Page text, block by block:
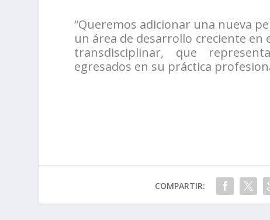
“Queremos adicionar una nueva
un área de desarrollo creciente
transdisciplinar, que
egresados en su práctica
COMPARTIR: